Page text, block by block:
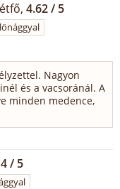
4.62 / 5
Nagyon
és a vacsoránál. A
minden medence,
/ 5